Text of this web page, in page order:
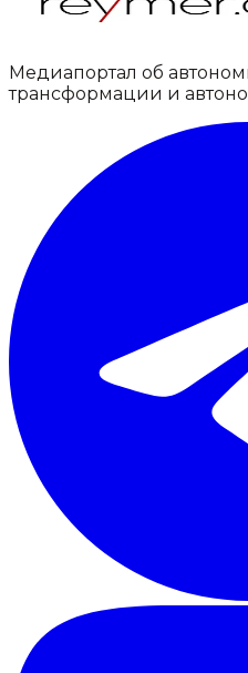
Медиапортал об
трансформации и